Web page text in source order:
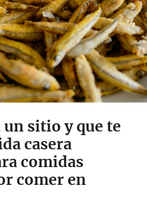
un sitio y que te
casera
comidas
comer en